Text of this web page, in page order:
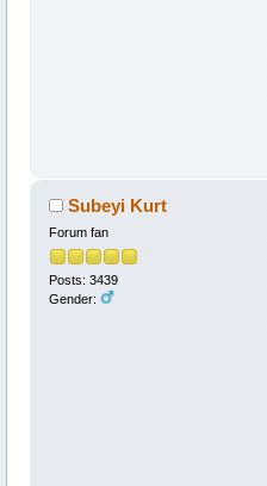
Subeyi Kurt
Forum fan
Posts: 3439
Gender: